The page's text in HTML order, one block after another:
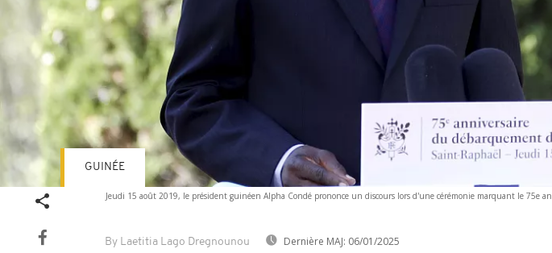
Jeudi 15 août 2019, le président guinéen Alpha Condé prononce un discours lors d'une cérémonie marquant le 75e
By Laetitia Lago Dregnounou Dernière MAJ: 06/01/2025
GUINÉE